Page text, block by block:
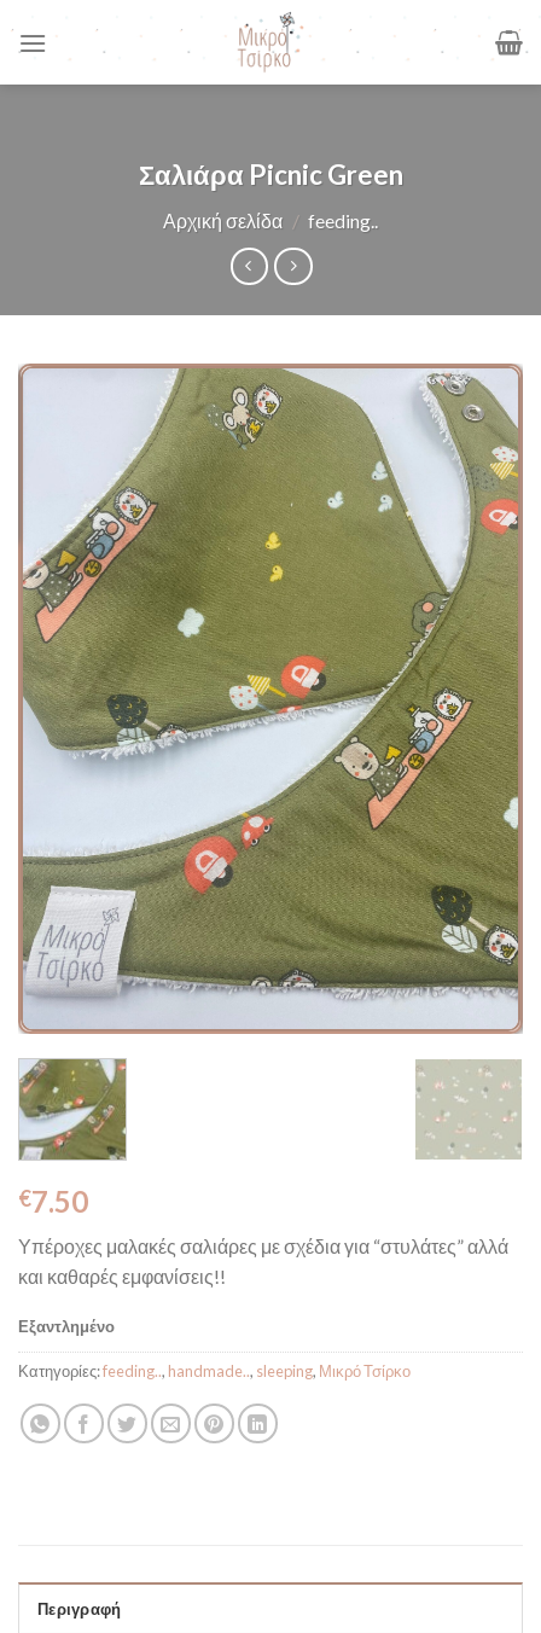
Σαλιάρα Picnic Green
Αρχική σελίδα / feeding..
€7.50
Υπέροχες μαλακές σαλιάρες με σχέδια για “στυλάτες” αλλά
και καθαρές εμφανίσεις!!
Εξαντλημένο
Κατηγορίες:feeding.., handmade.., sleeping, Μικρό Τσίρκο
Περιγραφή